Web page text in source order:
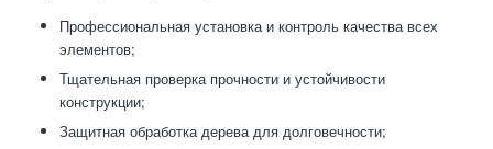
Профессиональная установка и контроль качества всех
элементов;
Тщательная проверка прочности и устойчивости
конструкции;
Защитная обработка дерева для долговечности;